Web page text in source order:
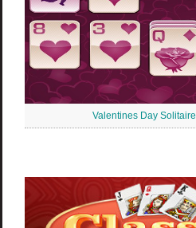
Valentines Day Solitaire